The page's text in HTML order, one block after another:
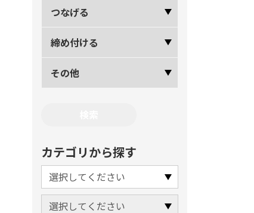
つなげる
締め付ける
その他
カテゴリから探す